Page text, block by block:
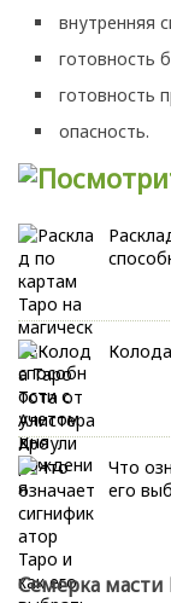
внутренняя
готовность
готовность
опасность.
Что
его
Семерка масти